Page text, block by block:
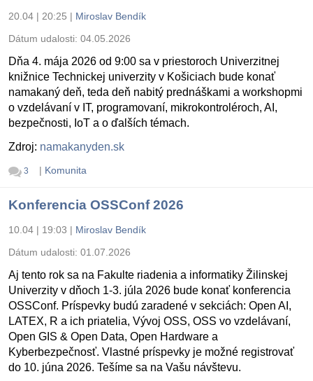
20.04 | 20:25 | Miroslav Bendík
Dátum udalosti: 04.05.2026
Dňa 4. mája 2026 od 9:00 sa v priestoroch Univerzitnej
knižnice Technickej univerzity v Košiciach bude konať
namakaný deň, teda deň nabitý prednáškami a workshopmi
o vzdelávaní v IT, programovaní, mikrokontroléroch, AI,
bezpečnosti, IoT a o ďalších témach.
Zdroj: namakanyden.sk
3 | Komunita
Konferencia OSSConf 2026
10.04 | 19:03 | Miroslav Bendík
Dátum udalosti: 01.07.2026
Aj tento rok sa na Fakulte riadenia a informatiky Žilinskej
Univerzity v dňoch 1-3. júla 2026 bude konať konferencia
OSSConf. Príspevky budú zaradené v sekciách: Open AI,
LATEX, R a ich priatelia, Vývoj OSS, OSS vo vzdelávaní,
Open GIS & Open Data, Open Hardware a
Kyberbezpečnosť. Vlastné príspevky je možné registrovať
do 10. júna 2026. Tešíme sa na Vašu návštevu.